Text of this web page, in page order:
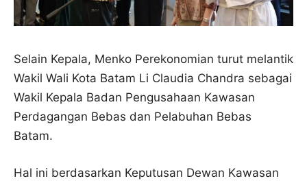
Selain Kepala, Menko Perekonomian turut melantik
Wakil Wali Kota Batam Li Claudia Chandra sebagai
Wakil Kepala Badan Pengusahaan Kawasan
Perdagangan Bebas dan Pelabuhan Bebas
Batam.
Hal ini berdasarkan Keputusan Dewan Kawasan